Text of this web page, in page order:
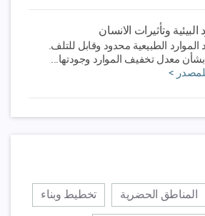
البيئية وتأثيرات الانسان
الموارد الطبيعية محدود وقابل للتلف.
معدل تخفيف الموارد وجودتها...
>
في القدس
حكم
المناطق الحضرية
تخطيط وبناء